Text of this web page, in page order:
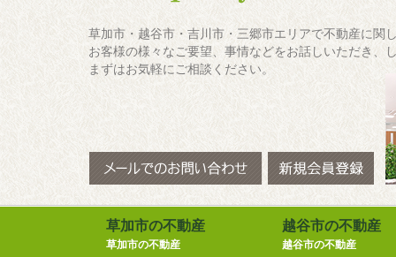
草加市・越谷市・吉川市・三郷市エリアで不動産に関
お客様の様々なご要望、事情などをお話しいただき、
まずはお気軽にご相談ください。
草加市の不動産
草加市の不動産
越谷市の不動産
越谷市の不動産